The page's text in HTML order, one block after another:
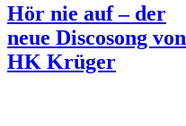
Hör nie auf – der
neue Discosong von
HK Krüger